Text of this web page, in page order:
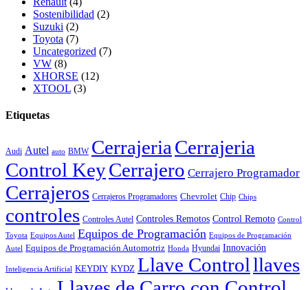
Sostenibilidad (2)
Suzuki (2)
Toyota (7)
Uncategorized (7)
VW (8)
XHORSE (12)
XTOOL (3)
Etiquetas
Audi Autel auto BMW Cerrajeria Cerrajeria
Control KeyCerrajero Cerrajero Programador
Cerrajeros Cerrajeros Programadores Chevrolet Chip Chips
controles Controles Autel Controles Remotos Control Remoto Control
Toyota Equipos Autel Equipos de Programación Equipos de Programación
Autel Equipos de Programación Automotriz Honda Hyundai Innovación
Inteligencia Artificial KEYDIY KYDZ Llave Controlllaves